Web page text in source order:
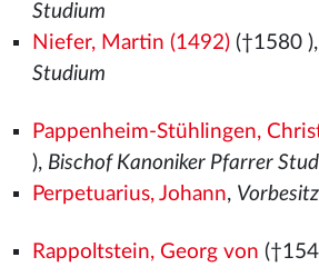
Studium
Niefer, Martin (1492)(†1580
Studium
Pappenheim-Stühlingen,
), Bischof Kanoniker Pfarrer
Perpetuarius, Johann,
Rappoltstein, Georg von